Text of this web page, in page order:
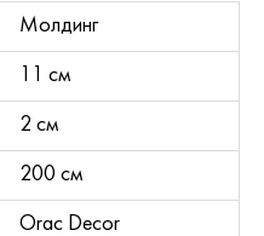
Молдинг
11 см
2 см
200 см
Orac Decor